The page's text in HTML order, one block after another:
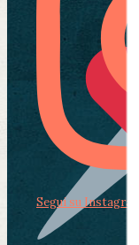
Segui su Instagram